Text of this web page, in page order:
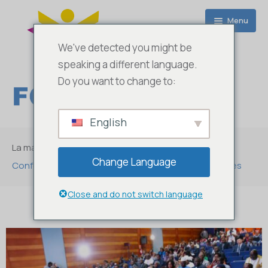
Menu
A propos de nous
FOASPS Services
Activités
AFRIC 100 T – WebTv
Benin
JLN
La maison
Conférence de haut niveau sur les politiques sanitaires
We've detected you might be
speaking a different language.
Do you want to change to:
English
Change Language
Close and do not switch language